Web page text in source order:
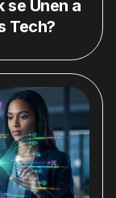
se Unen a
Tech?